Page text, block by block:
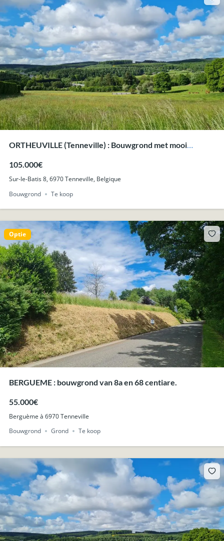
ORTHEUVILLE (Tenneville) : Bouwgrond met mooi
105.000€
Sur-le-Batis 8, 6970 Tenneville, Belgique
Bouwgrond
Te koop
Optie
BERGUEME : bouwgrond van 8a en 68 centiare.
55.000€
Berguème à 6970 Tenneville
Bouwgrond
Grond Te koop